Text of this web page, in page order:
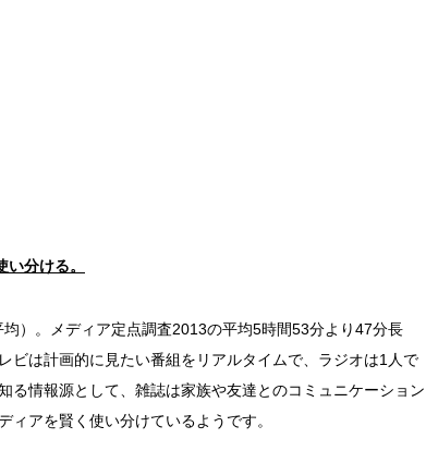
分ける。
）。メディア定点調査2013の平均5時間53分より47分長
ビは計画的に見たい番組をリアルタイムで、ラジオは1人で
る情報源として、雑誌は家族や友達とのコミュニケーション
アを賢く使い分けているようです。